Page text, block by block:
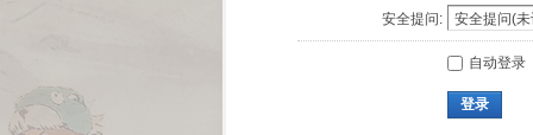
安全提问:
自动登录
登录